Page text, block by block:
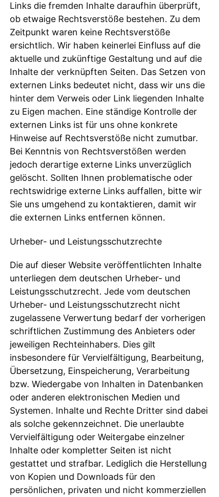
Links die fremden Inhalte daraufhin überprüft,
ob etwaige Rechtsverstöße bestehen. Zu dem
Zeitpunkt waren keine Rechtsverstöße
ersichtlich. Wir haben keinerlei Einfluss auf die
aktuelle und zukünftige Gestaltung und auf die
Inhalte der verknüpften Seiten. Das Setzen von
externen Links bedeutet nicht, dass wir uns die
hinter dem Verweis oder Link liegenden Inhalte
zu Eigen machen. Eine ständige Kontrolle der
externen Links ist für uns ohne konkrete
Hinweise auf Rechtsverstöße nicht zumutbar.
Bei Kenntnis von Rechtsverstößen werden
jedoch derartige externe Links unverzüglich
gelöscht. Sollten Ihnen problematische oder
rechtswidrige externe Links auffallen, bitte wir
Sie uns umgehend zu kontaktieren, damit wir
die externen Links entfernen können.
Urheber- und Leistungsschutzrechte
Die auf dieser Website veröffentlichten Inhalte
unterliegen dem deutschen Urheber- und
Leistungsschutzrecht. Jede vom deutschen
Urheber- und Leistungsschutzrecht nicht
zugelassene Verwertung bedarf der vorherigen
schriftlichen Zustimmung des Anbieters oder
jeweiligen Rechteinhabers. Dies gilt
insbesondere für Vervielfältigung, Bearbeitung,
Übersetzung, Einspeicherung, Verarbeitung
bzw. Wiedergabe von Inhalten in Datenbanken
oder anderen elektronischen Medien und
Systemen. Inhalte und Rechte Dritter sind dabei
als solche gekennzeichnet. Die unerlaubte
Vervielfältigung oder Weitergabe einzelner
Inhalte oder kompletter Seiten ist nicht
gestattet und strafbar. Lediglich die Herstellung
von Kopien und Downloads für den
persönlichen, privaten und nicht kommerziellen